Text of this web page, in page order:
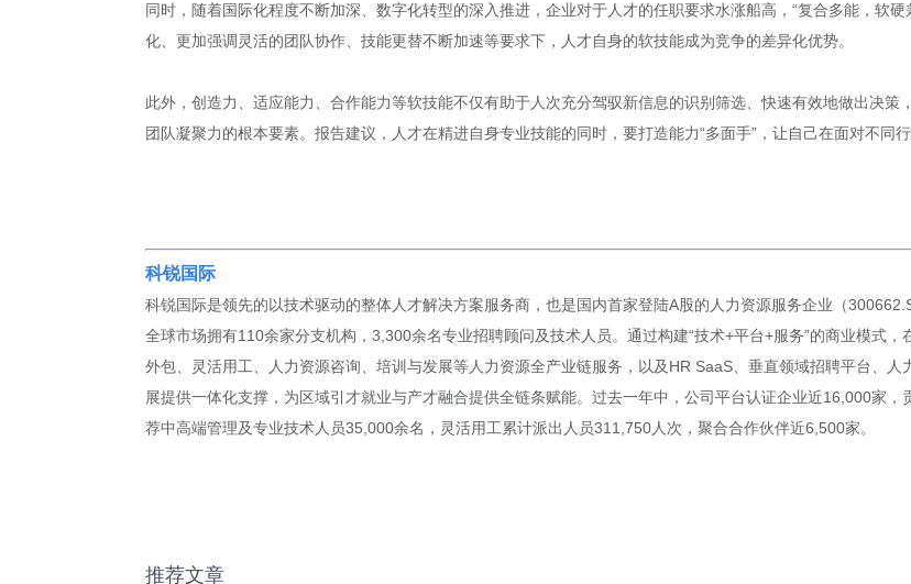
同时，随着国际化程度不断加深、数字化转型的深入推进，企业对于人才的任职要求水涨船高，“复合多能，软
化、更加强调灵活的团队协作、技能更替不断加速等要求下，人才自身的软技能成为竞争的差异化优势。
此外，创造力、适应能力、合作能力等软技能不仅有助于人次充分驾驭新信息的识别筛选、快速有效地做出决策
团队凝聚力的根本要素。报告建议，人才在精进自身专业技能的同时，要打造能力“多面手”，让自己在面对不同
科锐国际
科锐国际是领先的以技术驱动的整体人才解决方案服务商，也是国内首家登陆A股的人力资源服务企业（
全球市场拥有110余家分支机构，3,300余名专业招聘顾问及技术人员。通过构建“技术+平台+服务”的商业模式
外包、灵活用工、人力资源咨询、培训与发展等人力资源全产业链服务，以及HR SaaS、垂直领域招聘平台、
展提供一体化支撑，为区域引才就业与产才融合提供全链条赋能。过去一年中，公司平台认证企业近16,000家
荐中高端管理及专业技术人员35,000余名，灵活用工累计派出人员311,750人次，聚合合作伙伴近6,500家。
推荐文章